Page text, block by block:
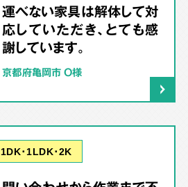
運べない家具は解体して対
応していただき、とても感
謝しています。
京都府亀岡市 O様
1DK･1LDK･2K